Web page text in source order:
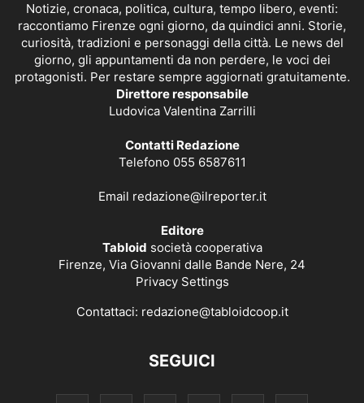
Notizie, cronaca, politica, cultura, tempo libero, eventi:
raccontiamo Firenze ogni giorno, da quindici anni. Storie,
curiosità, tradizioni e personaggi della città. Le news del
giorno, gli appuntamenti da non perdere, le voci dei
protagonisti. Per restare sempre aggiornati gratuitamente.
Direttore responsabile
Ludovica Valentina Zarrilli
Contatti Redazione
Telefono 055 6587611
Email redazione@ilreporter.it
Editore
Tabloid società cooperativa
Firenze, Via Giovanni dalle Bande Nere, 24
Privacy Settings
Contattaci: redazione@tabloidcoop.it
SEGUICI